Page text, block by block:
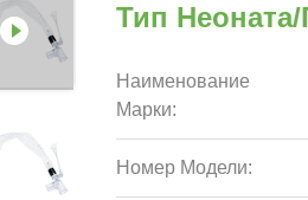
Тип
Наименование
Марки:
Номер Модели: